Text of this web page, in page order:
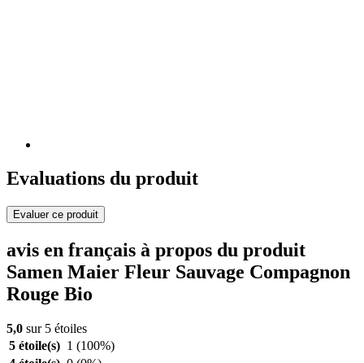
Evaluations du produit
Evaluer ce produit
avis en français à propos du produit
Samen Maier Fleur Sauvage Compagnon
Rouge Bio
5,0 sur 5 étoiles
5 étoile(s) 1 (100%)